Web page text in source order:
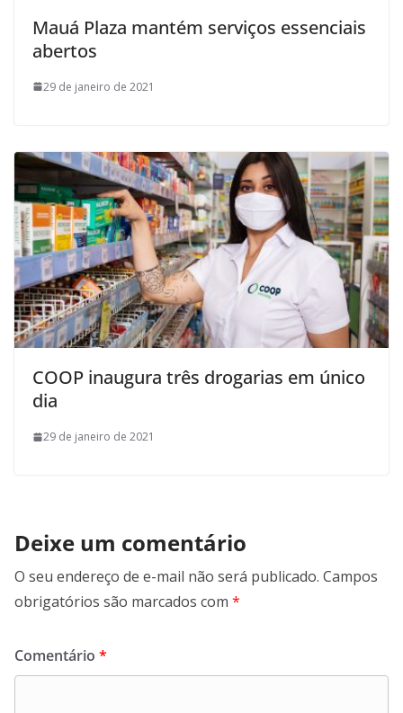
Mauá Plaza mantém serviços essenciais
abertos
29 de janeiro de 2021
COOP inaugura três drogarias em único
dia
29 de janeiro de 2021
Deixe um comentário
O seu endereço de e-mail não será publicado. Campos
obrigatórios são marcados com *
Comentário *